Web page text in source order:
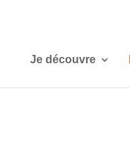
Je découvre